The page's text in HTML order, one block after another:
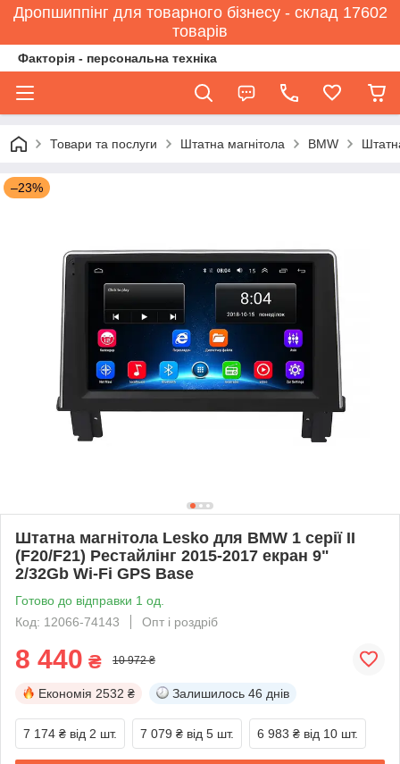
Дропшиппінг для товарного бізнесу - склад 17602
товарів
Факторія - персональна техніка
Товари та послуги Штатна магнітола BMW
–23%
Штатна магнітола Lesko для BMW 1 серії II
(F20/F21) Рестайлінг 2015-2017 екран 9"
2/32Gb Wi-Fi GPS Base
Готово до відправки 1 од.
Код: 12066-74143
Опт і роздріб
8 440 ₴ 10 972 ₴
Економія 2532 ₴ Залишилось 46 днів
7 174 ₴ від 2 шт. 7 079 ₴ від 5 шт. 6 983 ₴ від 10 шт.